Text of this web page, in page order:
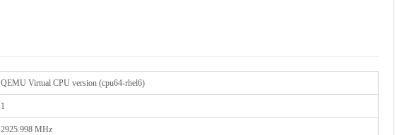
QEMU Virtual CPU version (cpu64-rhel6)
1
2925.998 MHz